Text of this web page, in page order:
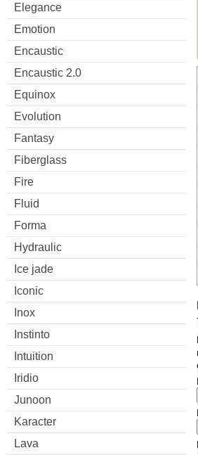
Elegance
Emotion
Encaustic
Encaustic 2.0
Equinox
Evolution
Fantasy
Fiberglass
Fire
Fluid
Forma
Hydraulic
Ice jade
Iconic
Inox
Instinto
Intuition
Iridio
Junoon
Karacter
Lava